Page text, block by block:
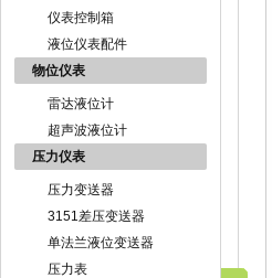
仪表控制箱
液位仪表配件
物位仪表
雷达液位计
超声波液位计
压力仪表
压力变送器
3151差压变送器
单法兰液位变送器
压力表